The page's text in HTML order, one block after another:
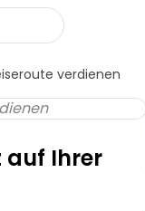
verdienen
auf Ihrer